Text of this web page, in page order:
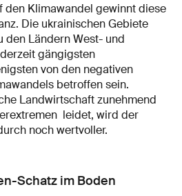
den Klimawandel gewinnt diese
Die ukrainischen Gebiete
den Ländern West- und
gängigsten
von den negativen
betroffen sein.
Landwirtschaft zunehmend
leidet, wird der
noch wertvoller.
Schatz im Boden